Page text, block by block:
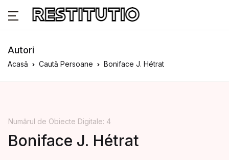
Autori
Acasă Caută Persoane Boniface J. Hétrat
Numărul de Obiecte Digitale: 4
Boniface J. Hétrat